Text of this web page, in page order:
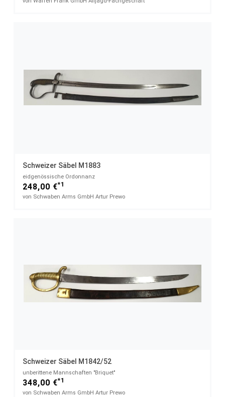
Schweizer Säbel M1883
eidgenössische Ordonnanz
248,00 €*1
von Schwaben Arms GmbH Artur Prewo
Schweizer Säbel M1842/52
unberittene Mannschaften "Briquet"
348,00 €*1
von Schwaben Arms GmbH Artur Prewo